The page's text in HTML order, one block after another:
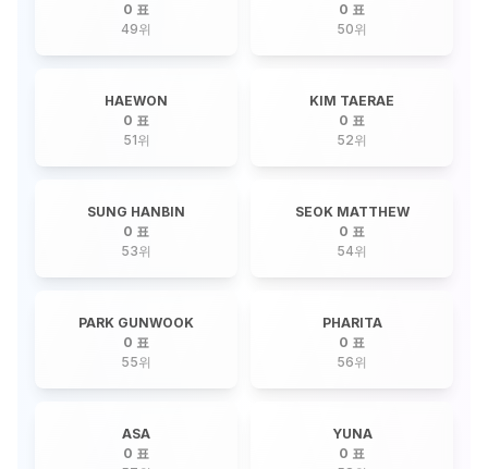
0 표
49위
0 표
50위
HAEWON
0 표
51위
KIM TAERAE
0 표
52위
SUNG HANBIN
0 표
53위
SEOK MATTHEW
0 표
54위
PARK GUNWOOK
0 표
55위
PHARITA
0 표
56위
ASA
0 표
YUNA
0 표